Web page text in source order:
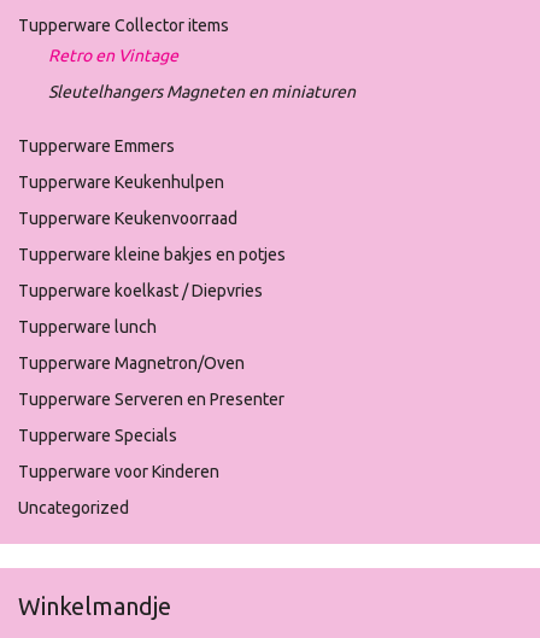
Tupperware Collector items
Retro en Vintage
Sleutelhangers Magneten en miniaturen
Tupperware Emmers
Tupperware Keukenhulpen
Tupperware Keukenvoorraad
Tupperware kleine bakjes en potjes
Tupperware koelkast / Diepvries
Tupperware lunch
Tupperware Magnetron/Oven
Tupperware Serveren en Presenter
Tupperware Specials
Tupperware voor Kinderen
Uncategorized
Winkelmandje